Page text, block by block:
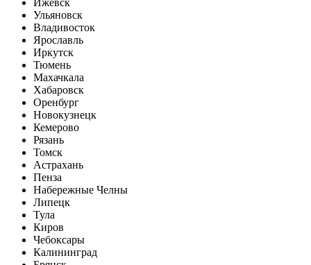
Ижевск
Ульяновск
Владивосток
Ярославль
Иркутск
Тюмень
Махачкала
Хабаровск
Оренбург
Новокузнецк
Кемерово
Рязань
Томск
Астрахань
Пенза
Набережные Челны
Липецк
Тула
Киров
Чебоксары
Калининград